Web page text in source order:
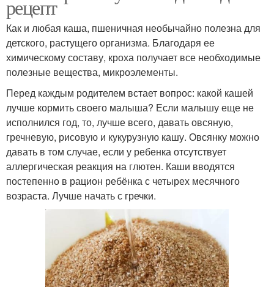
рецепт
Как и любая каша, пшеничная необычайно полезна для
детского, растущего организма. Благодаря ее
химическому составу, кроха получает все необходимые
полезные вещества, микроэлементы.
Перед каждым родителем встает вопрос: какой кашей
лучше кормить своего малыша? Если малышу еще не
исполнился год, то, лучше всего, давать овсяную,
гречневую, рисовую и кукурузную кашу. Овсянку можно
давать в том случае, если у ребенка отсутствует
аллергическая реакция на глютен. Каши вводятся
постепенно в рацион ребёнка с четырех месячного
возраста. Лучше начать с гречки.